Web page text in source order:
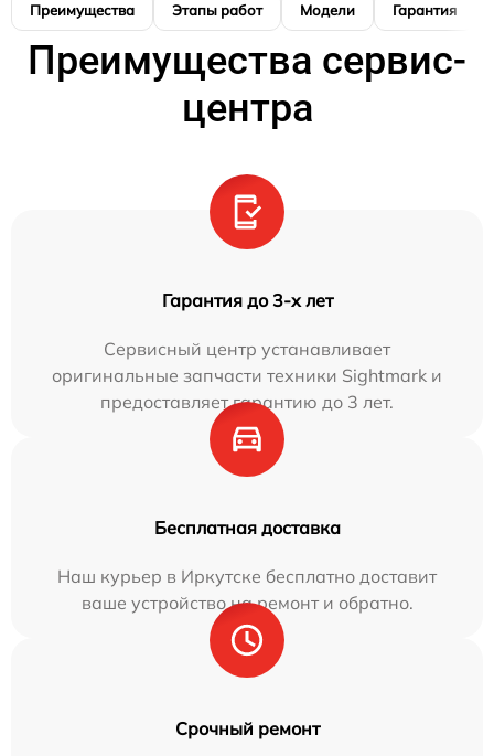
Преимущества Этапы работ Модели Гарантия
Преимущества сервис-
центра
Гарантия до 3-х лет
Сервисный центр устанавливает
оригинальные запчасти техники Sightmark и
предоставляет гарантию до 3 лет.
Бесплатная доставка
Наш курьер в Иркутске бесплатно доставит
ваше устройство на ремонт и обратно.
Срочный ремонт